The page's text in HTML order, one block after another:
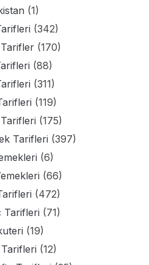
(1)
(342)
(170)
(88)
(311)
(119)
(175)
Tarifleri (397)
(6)
(66)
(472)
Tarifleri (71)
(19)
(12)